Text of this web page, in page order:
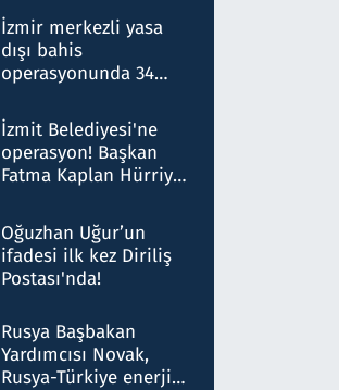
hakkında gözaltı kararı
İzmir merkezli yasa
dışı bahis
operasyonunda 34
Milyar liralık para
trafiği tespit edildi
İzmit Belediyesi'ne
operasyon! Başkan
Fatma Kaplan Hürriyet
Oğuzhan Uğur’un
ifadesi ilk kez Diriliş
Postası'nda!
Rusya Başbakan
Yardımcısı Novak,
Rusya-Türkiye enerji